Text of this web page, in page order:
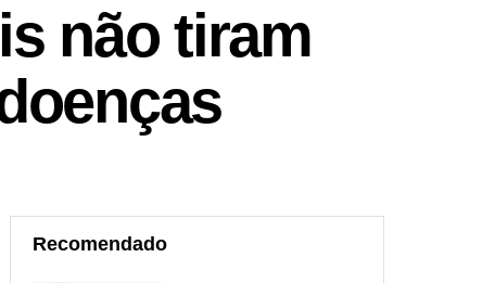
não tiram
Recomendado